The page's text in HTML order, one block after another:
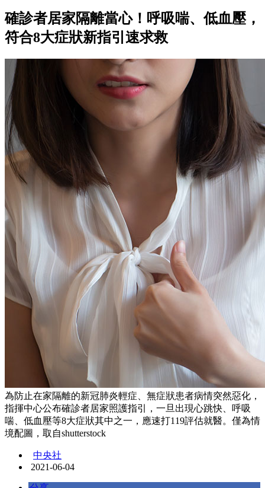
確診者居家隔離當心！呼吸喘、低血壓，
符合8大症狀新指引速求救
為防止在家隔離的新冠肺炎輕症、無症狀患者病情突然惡化，
指揮中心公布確診者居家照護指引，一旦出現心跳快、呼吸
喘、低血壓等8大症狀其中之一，應速打119評估就醫。僅為情
境配圖，取自shutterstock
中央社
2021-06-04